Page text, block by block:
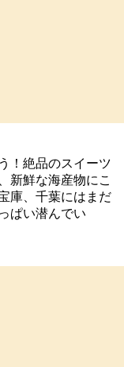
！絶品のスイーツ
新鮮な海産物にこ
庫、千葉にはまだ
ぱい潜んでい